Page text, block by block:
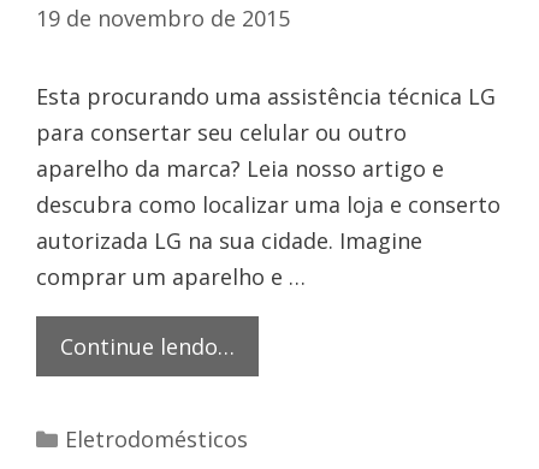
19 de novembro de 2015
Esta procurando uma assistência técnica LG
para consertar seu celular ou outro
aparelho da marca? Leia nosso artigo e
descubra como localizar uma loja e conserto
autorizada LG na sua cidade. Imagine
comprar um aparelho e …
Continue lendo…
técnica
–
Categorias
Eletrodomésticos